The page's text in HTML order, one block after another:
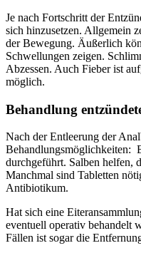
Je nach Fortschritt der
sich hinzusetzen. Allgemein
der Bewegung. Äußerlich
Schwellungen zeigen.
Abzessen. Auch Fieber ist
möglich.
Behandlung
Nach der Entleerung der
Behandlungsmöglichkeiten:
durchgeführt. Salben helfen,
Manchmal sind Tabletten
Antibiotikum.
Hat sich eine
eventuell operativ behandelt
Fällen ist sogar die